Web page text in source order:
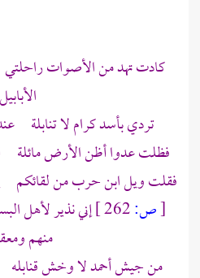
كادت تهد من الأصوات
الأبابيل
تردي بأسد كرام لا تنابلة
فظلت عدوا أظن الأرض مائلة
فقلت ويل ابن حرب من لقائكم
[ص:
إني نذير لأهل
منهم
من جيشأحمدلا وخش